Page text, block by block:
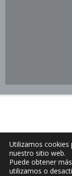
Utilizamos cookies
nuestro sitio web.
Puede obtener
utilizamos o